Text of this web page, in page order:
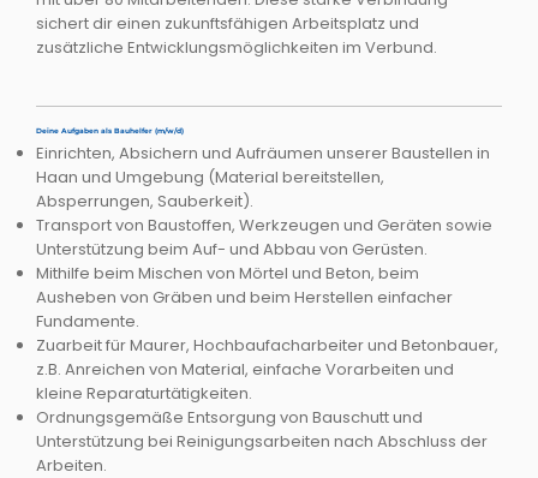
sichert dir einen zukunftsfähigen Arbeitsplatz und
zusätzliche Entwicklungsmöglichkeiten im Verbund.
Deine Aufgaben als Bauhelfer (m/w/d)
Einrichten, Absichern und Aufräumen unserer Baustellen in
Haan und Umgebung (Material bereitstellen,
Absperrungen, Sauberkeit).​
Transport von Baustoffen, Werkzeugen und Geräten sowie
Unterstützung beim Auf- und Abbau von Gerüsten.​
Mithilfe beim Mischen von Mörtel und Beton, beim
Ausheben von Gräben und beim Herstellen einfacher
Fundamente.​
Zuarbeit für Maurer, Hochbaufacharbeiter und Betonbauer,
z.B. Anreichen von Material, einfache Vorarbeiten und
kleine Reparaturtätigkeiten.​
Ordnungsgemäße Entsorgung von Bauschutt und
Unterstützung bei Reinigungsarbeiten nach Abschluss der
Arbeiten.​